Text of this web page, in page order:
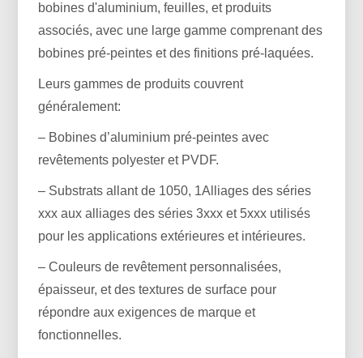
bobines d'aluminium, feuilles, et produits
associés, avec une large gamme comprenant des
bobines pré-peintes et des finitions pré-laquées.
Leurs gammes de produits couvrent
généralement:
– Bobines d’aluminium pré-peintes avec
revêtements polyester et PVDF.
– Substrats allant de 1050, 1Alliages des séries
xxx aux alliages des séries 3xxx et 5xxx utilisés
pour les applications extérieures et intérieures.
– Couleurs de revêtement personnalisées,
épaisseur, et des textures de surface pour
répondre aux exigences de marque et
fonctionnelles.